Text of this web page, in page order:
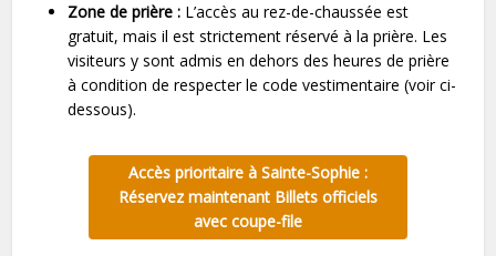
Zone de prière : L’accès au rez-de-chaussée est
gratuit, mais il est strictement réservé à la prière. Les
visiteurs y sont admis en dehors des heures de prière
à condition de respecter le code vestimentaire (voir ci-
dessous).
Accès prioritaire à Sainte-Sophie :
Réservez maintenant Billets officiels
avec coupe-file